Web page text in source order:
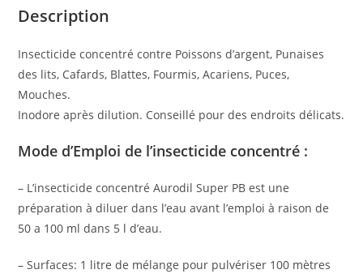
Description
Insecticide concentré contre Poissons d’argent, Punaises
des lits, Cafards, Blattes, Fourmis, Acariens, Puces,
Mouches.
Inodore après dilution. Conseillé pour des endroits délicats.
Mode d’Emploi de l’insecticide concentré :
– L’insecticide concentré Aurodil Super PB est une
préparation à diluer dans l’eau avant l’emploi à raison de
50 a 100 ml dans 5 l d’eau.
– Surfaces: 1 litre de mélange pour pulvériser 100 mètres